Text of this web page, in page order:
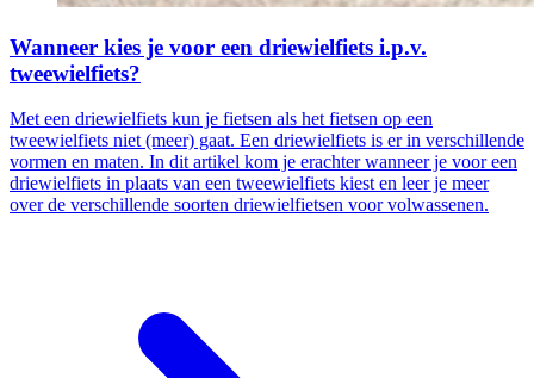
Wanneer kies je voor een driewielfiets i.p.v.
tweewielfiets?
Met een driewielfiets kun je fietsen als het fietsen op een
tweewielfiets niet (meer) gaat. Een driewielfiets is er in verschillende
vormen en maten. In dit artikel kom je erachter wanneer je voor een
driewielfiets in plaats van een tweewielfiets kiest en leer je meer
over de verschillende soorten driewielfietsen voor volwassenen.